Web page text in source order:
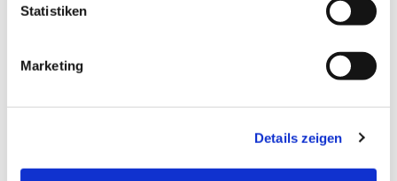
Statistiken
Marketing
Details zeigen